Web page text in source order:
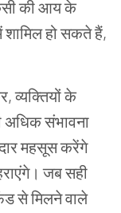
की आय के
शामिल हो सकते हैं,
व्यक्तियों के
संभावना
महसूस करेंगे
जब सही
से मिलने वाले